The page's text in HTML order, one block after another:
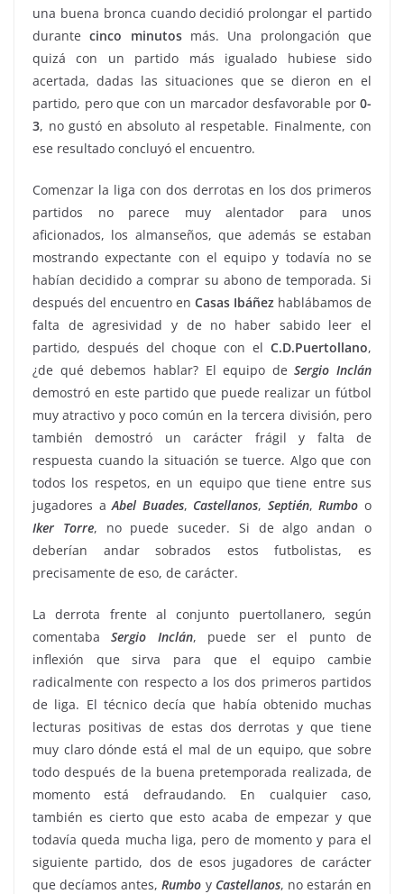
una buena bronca cuando decidió prolongar el partido
durantecinco minutosmás. Una prolongación que
quizá con un partido más igualado hubiese sido
acertada, dadas las situaciones que se dieron en el
partido, pero que con un marcador desfavorable por 0-
3, no gustó en absoluto al respetable. Finalmente, con
ese resultado concluyó el encuentro.
Comenzar la liga con dos derrotas en los dos primeros
partidos no parece muy alentador para unos
aficionados, los almanseños, que además se estaban
mostrando expectante con el equipo y todavía no se
habían decidido a comprar su abono de temporada. Si
después del encuentro en Casas Ibáñez hablábamos de
falta de agresividad y de no haber sabido leer el
partido, después del choque con el C.D.Puertollano,
¿de qué debemos hablar? El equipo deSergio Inclán
demostró en este partido que puede realizar un fútbol
muy atractivo y poco común en la tercera división, pero
también demostró un carácter frágil y falta de
respuesta cuando la situación se tuerce. Algo que con
todos los respetos, en un equipo que tiene entre sus
jugadores aAbel Buades, Castellanos, Septién,Rumbo o
Iker Torre, no puede suceder. Si de algo andan o
deberían andar sobrados estos futbolistas, es
precisamente de eso, de carácter.
La derrota frente al conjunto puertollanero, según
comentabaSergio Inclán, puede ser el punto de
inflexión que sirva para que el equipo cambie
radicalmente con respecto a los dos primeros partidos
de liga. El técnico decía que había obtenido muchas
lecturas positivas de estas dos derrotas y que tiene
muy claro dónde está el mal de un equipo, que sobre
todo después de la buena pretemporada realizada, de
momento está defraudando. En cualquier caso,
también es cierto que esto acaba de empezar y que
todavía queda mucha liga, pero de momento y para el
siguiente partido, dos de esos jugadores de carácter
que decíamos antes,Rumbo y Castellanos, no estarán en